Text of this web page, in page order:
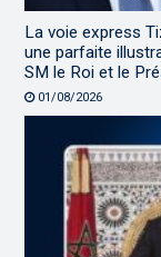
La voie express
une parfaite
SM le Roi et le
01/08/2026